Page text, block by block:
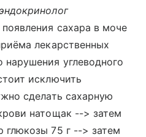
сахара в моче
лекарственных
нарушения углеводного
исключить
сделать сахарную
натощак --> затем
глюкозы 75 г --> затем